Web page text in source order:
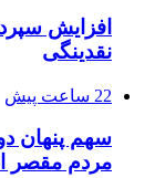
افزایش
نقدینگی
22 ساعت پیش
سهم پنهان
مردم مقصر